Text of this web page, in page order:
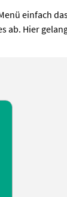
einfach
ab. Hier